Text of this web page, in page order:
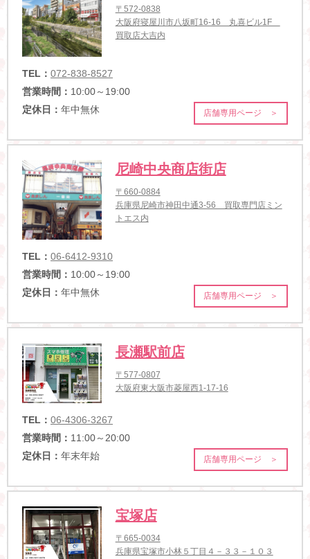
〒572-0838
大阪府寝屋川市八坂町16-16 丸喜ビル1F
買取店大吉内
TEL： 072-838-8527
営業時間： 10:00～19:00
定休日： 年中無休 店舗専用ページ ＞
尼崎中央商店街店
〒660-0884
兵庫県尼崎市神田中通3-56 買取専門店ミン
トエス内
TEL： 06-6412-9310
営業時間： 10:00～19:00
定休日： 年中無休 店舗専用ページ ＞
長瀬駅前店
〒577-0807
大阪府東大阪市菱屋西1-17-16
TEL： 06-4306-3267
営業時間： 11:00～20:00
定休日： 年末年始 店舗専用ページ ＞
宝塚店
〒665-0034
兵庫県宝塚市小林５丁目４－３３－１０３